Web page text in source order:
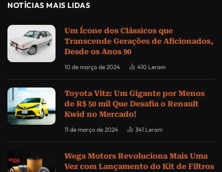
NOTÍCIAS MAIS LIDAS
Um Ícone dos Clássicos que
Transcende Gerações de Aficionados,
Desde os Anos 90
10 de março de 2024 410 Leram
Toyota Vitz: Um Gigante por Menos
de R$ 50 mil Que Desafia o Renault
Kwid no Mercado!
11 de março de 2024 341 Leram
Wega Motors Revoluciona Mais Uma
Vez com Lançamento do Kit de Filtros